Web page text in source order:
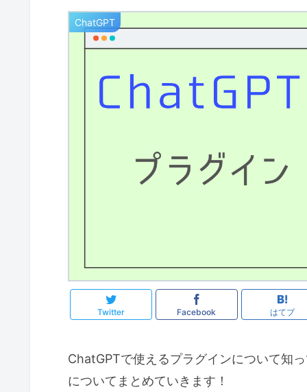
ChatGPT
Twitter Facebook はてブ
ChatGPTで使えるプラグインについて知
についてまとめていきます！